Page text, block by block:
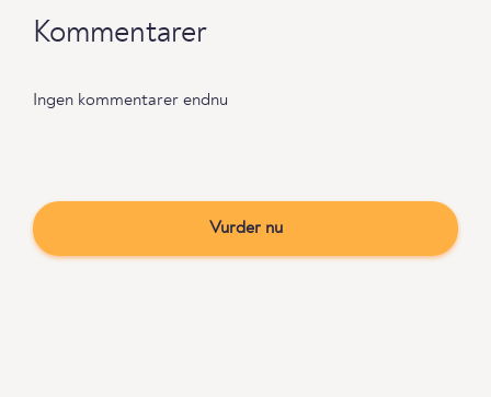
Kommentarer
Ingen kommentarer endnu
Vurder nu